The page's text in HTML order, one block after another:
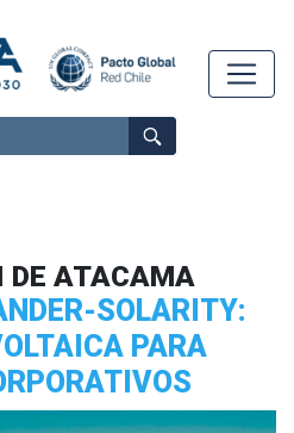
DE ATACAMA
SOLARITY:
PARA